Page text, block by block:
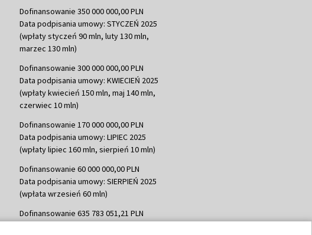
Dofinansowanie 350 000 000,00 PLN
Data podpisania umowy: STYCZEŃ 2025
(wpłaty styczeń 90 mln, luty 130 mln,
marzec 130 mln)
Dofinansowanie 300 000 000,00 PLN
Data podpisania umowy: KWIECIEŃ 2025
(wpłaty kwiecień 150 mln, maj 140 mln,
czerwiec 10 mln)
Dofinansowanie 170 000 000,00 PLN
Data podpisania umowy: LIPIEC 2025
(wpłaty lipiec 160 mln, sierpień 10 mln)
Dofinansowanie 60 000 000,00 PLN
Data podpisania umowy: SIERPIEŃ 2025
(wpłata wrzesień 60 mln)
Dofinansowanie 635 783 051,21 PLN